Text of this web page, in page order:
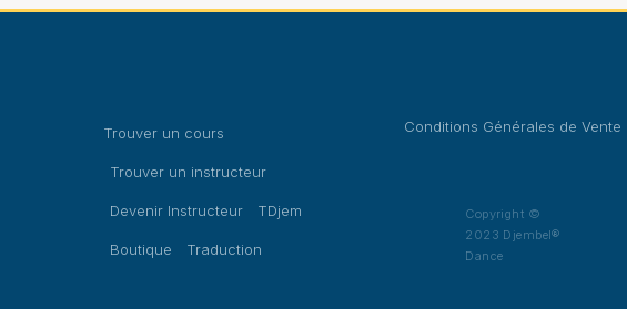
Trouver un cours
Trouver un instructeur
Devenir Instructeur TDjem
Boutique Traduction
Conditions Générales de Vente
Copyright ©
2023 Djembel®
Dance